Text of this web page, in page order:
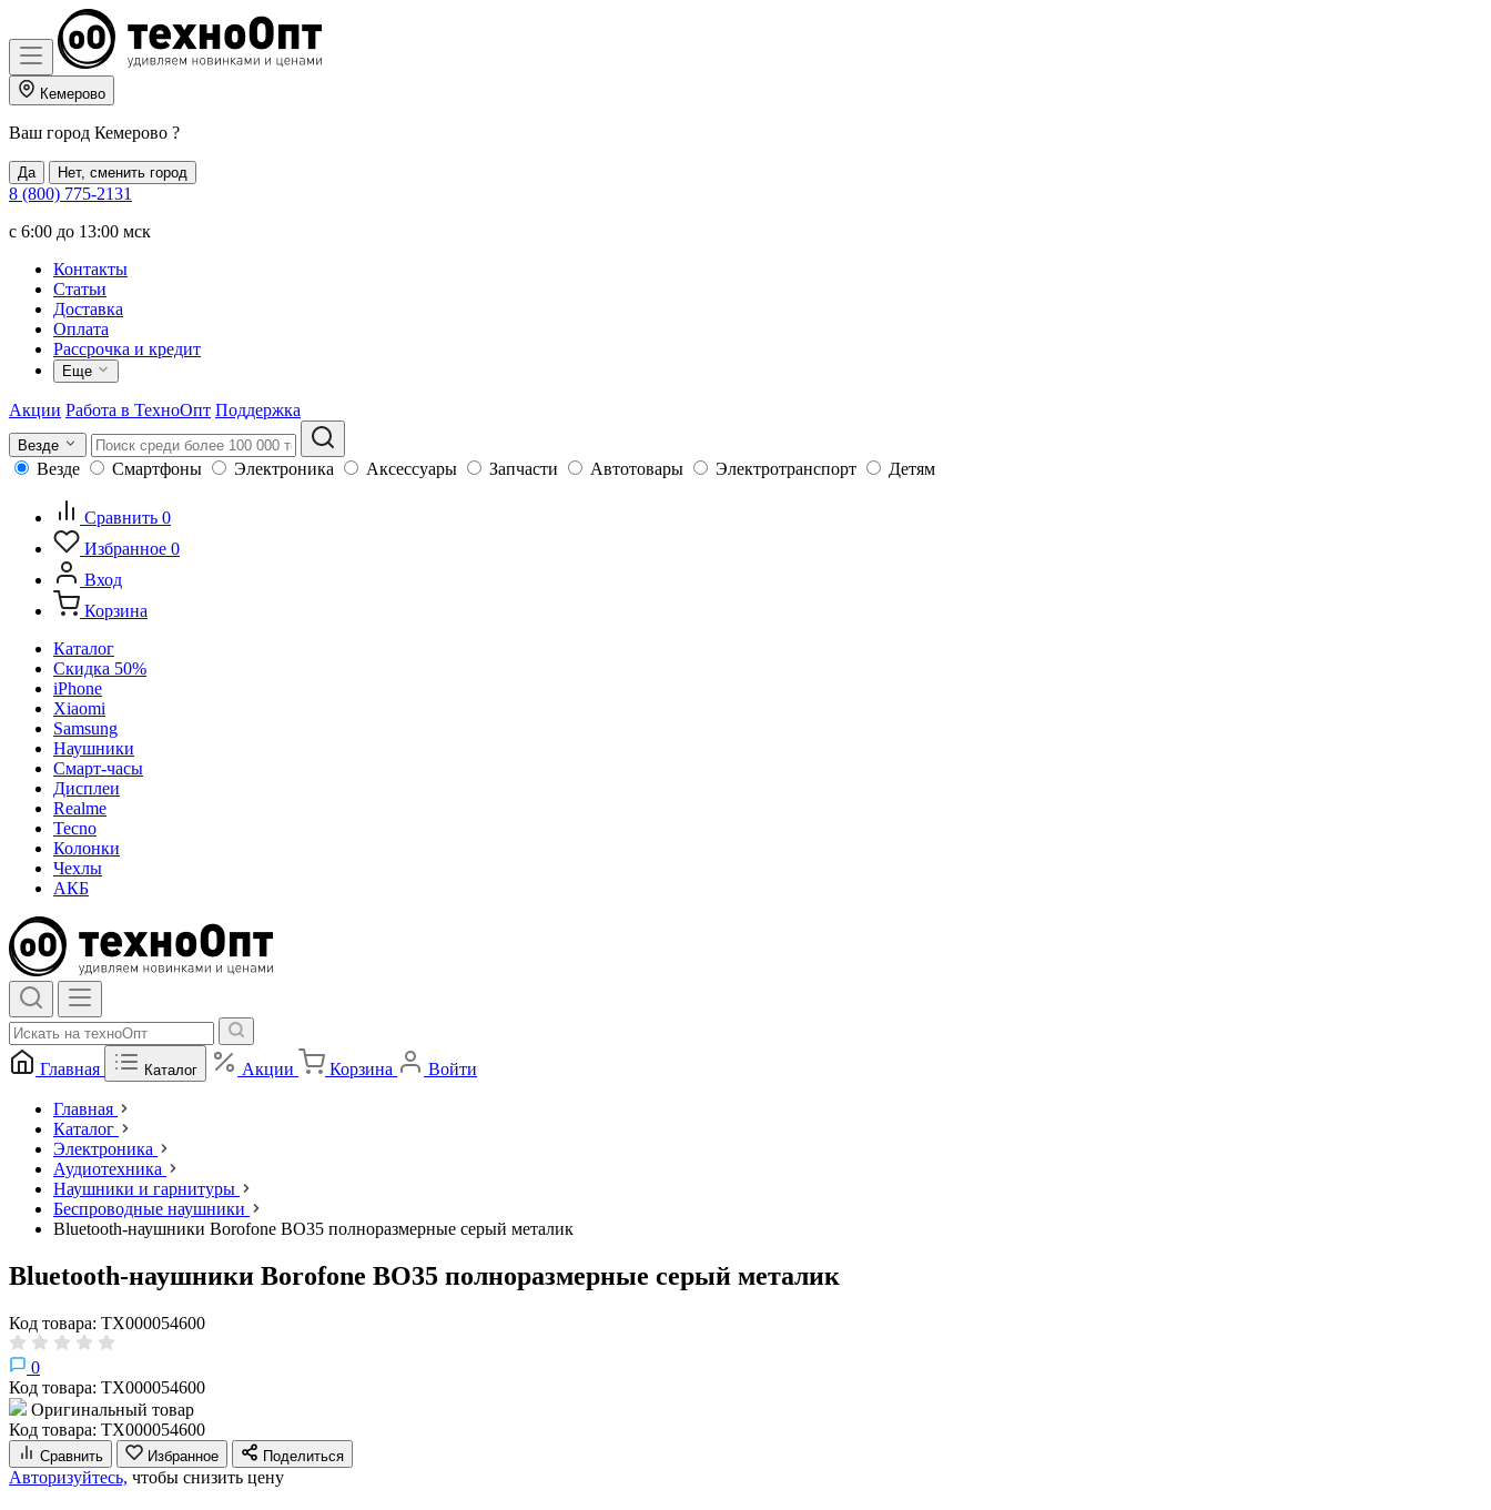
Кемерово
Ваш город Кемерово ?
Да Нет, сменить город
8 (800) 775-2131
c 6:00 до 13:00 мск
Контакты
Статьи
Доставка
Оплата
Рассрочка и кредит
Еще
Акции Работа в ТехноОпт Поддержка
Везде
Везде Смартфоны Электроника Аксессуары Запчасти Автотовары Электротранспорт Детям
Сравнить 0
Избранное 0
Вход
Корзина
Каталог
Скидка 50%
iPhone
Xiaomi
Samsung
Наушники
Смарт-часы
Дисплеи
Realme
Tecno
Колонки
Чехлы
АКБ
Главная Каталог Акции Корзина Войти
Главная
Каталог
Электроника
Аудиотехника
Наушники и гарнитуры
Беспроводные наушники
Bluetooth-наушники Borofone BO35 полноразмерные серый металик
Bluetooth-наушники Borofone BO35 полноразмерные серый металик
Код товара: ТХ000054600
0
Код товара: ТХ000054600
Оригинальный товар
Код товара: ТХ000054600
Сравнить Избранное Поделиться
Авторизуйтесь, чтобы снизить цену